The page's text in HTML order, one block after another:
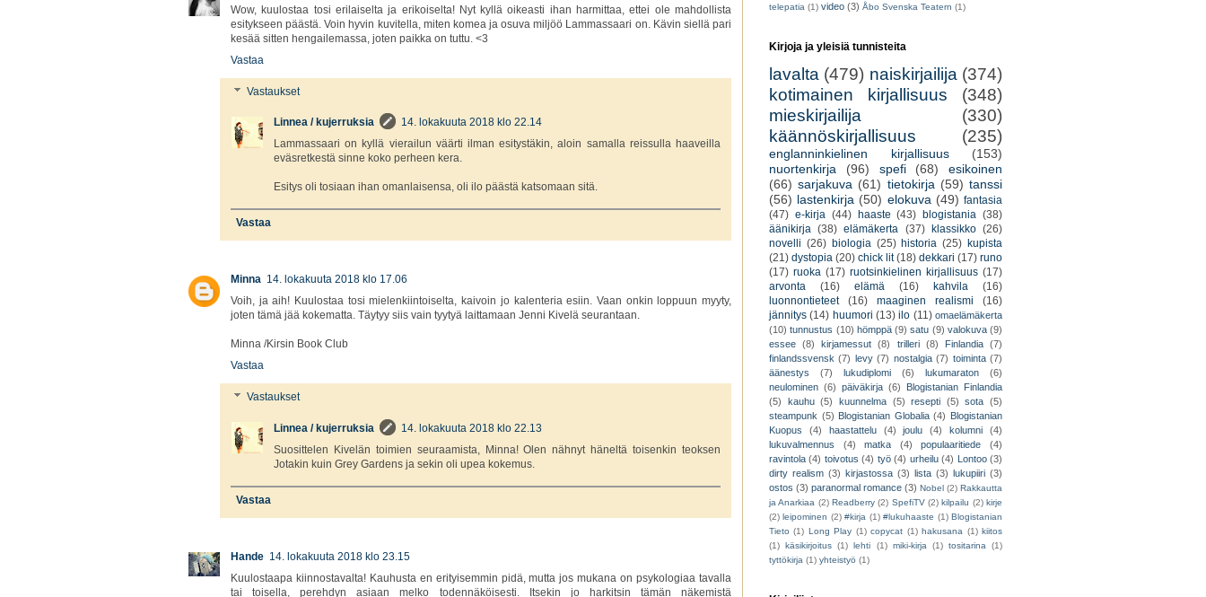
Wow, kuulostaa tosi erilaiselta ja erikoiselta! Nyt kyllä oikeasti ihan harmittaa, ettei ole mahdollista
esitykseen päästä. Voin hyvin kuvitella, miten komea ja osuva miljöö Lammassaari on. Kävin siellä pari
kesää sitten hengailemassa, joten paikka on tuttu. <3
Vastaa
Vastaukset
Linnea / kujerruksia
14. lokakuuta 2018 klo 22.14
Lammassaari on kyllä vierailun väärti ilman esitystäkin, aloin samalla reissulla haaveilla
eväsretkestä sinne koko perheen kera.
Esitys oli tosiaan ihan omanlaisensa, oli ilo päästä katsomaan sitä.
Vastaa
Minna 14. lokakuuta 2018 klo 17.06
Voih, ja aih! Kuulostaa tosi mielenkiintoiselta, kaivoin jo kalenteria esiin. Vaan onkin loppuun myyty,
joten tämä jää kokematta. Täytyy siis vain tyytyä laittamaan Jenni Kivelä seurantaan.
Minna /Kirsin Book Club
Vastaa
Vastaukset
Linnea / kujerruksia
14. lokakuuta 2018 klo 22.13
Suosittelen Kivelän toimien seuraamista, Minna! Olen nähnyt häneltä toisenkin teoksen
Jotakin kuin Grey Gardens ja sekin oli upea kokemus.
Vastaa
Hande 14. lokakuuta 2018 klo 23.15
Kuulostaapa kiinnostavalta! Kauhusta en erityisemmin pidä, mutta jos mukana on psykologiaa tavalla
tai toisella, perehdyn asiaan melko todennäköisesti. Itsekin jo harkitsin tämän näkemistä
telepatia (1) video (3) Åbo Svenska Teatern (1)
Kirjoja ja yleisiä tunnisteita
lavalta (479) naiskirjailija (374)
kotimainen kirjallisuus
(348)
mieskirjailija
(330)
käännöskirjallisuus
(235)
englanninkielinen kirjallisuus
(153)
nuortenkirja
(96) spefi (68)
esikoinen
(66) sarjakuva (61) tietokirja (59) tanssi
(56) lastenkirja (50) elokuva (49) fantasia
(47) e-kirja (44) haaste (43) blogistania (38)
äänikirja (38) elämäkerta (37) klassikko (26)
novelli (26) biologia (25) historia (25) kupista
(21) dystopia (20) chick lit (18) dekkari (17) runo
(17) ruoka (17) ruotsinkielinen kirjallisuus (17)
arvonta
(16) elämä (16) kahvila
(16)
luonnontieteet
(16) maaginen realismi
(16)
jännitys (14) huumori (13) ilo (11) omaelämäkerta
(10) tunnustus (10) hömppä (9) satu (9) valokuva (9)
essee (8) kirjamessut (8) trilleri (8) Finlandia (7)
finlandssvensk (7) levy (7) nostalgia (7) toiminta (7)
äänestys
(7) lukudiplomi (6) lukumaraton
(6)
neulominen (6) päiväkirja (6)
Blogistanian Finlandia
(5)
kauhu (5) kuunnelma (5) resepti (5) sota (5)
steampunk (5) Blogistanian Globalia (4)
Blogistanian
Kuopus
(4) haastattelu (4) joulu (4) kolumni
(4)
lukuvalmennus
(4) matka (4) populaaritiede
(4)
ravintola (4) toivotus (4) työ (4) urheilu (4) Lontoo (3)
dirty realism (3) kirjastossa (3) lista (3) lukupiiri (3)
ostos (3) paranormal romance (3) Nobel (2) Rakkautta
ja Anarkiaa (2) Readberry (2) SpefiTV (2) kilpailu (2) kirje
(2) leipominen (2) #kirja (1) #lukuhaaste (1) Blogistanian
Tieto (1) Long Play (1) copycat (1) hakusana (1) kiitos
(1) käsikirjoitus (1) lehti (1) miki-kirja (1) tositarina (1)
tyttökirja (1) yhteistyö (1)